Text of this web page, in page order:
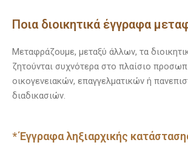
Ποια διοικητικά έγγραφα
Μεταφράζουμε, μεταξύ άλλων, τα
ζητούνται συχνότερα στο πλαίσιο
οικογενειακών, επαγγελματικών ή
διαδικασιών.
* Έγγραφα ληξιαρχικής